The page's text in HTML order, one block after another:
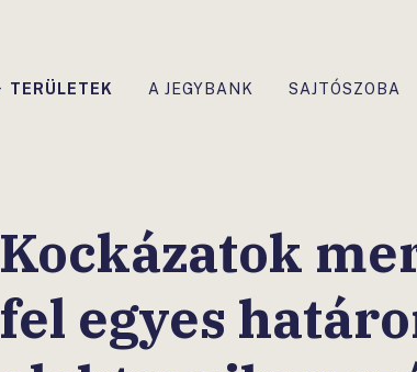
TERÜLETEK A JEGYBANK SAJTÓSZOBA
Kockázatok
fel egyes